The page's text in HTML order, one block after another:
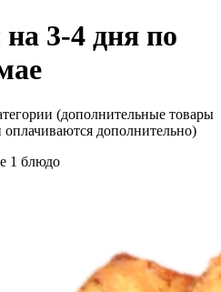
3-4 дня по
(дополнительные товары
оплачиваются дополнительно)
1 блюдо